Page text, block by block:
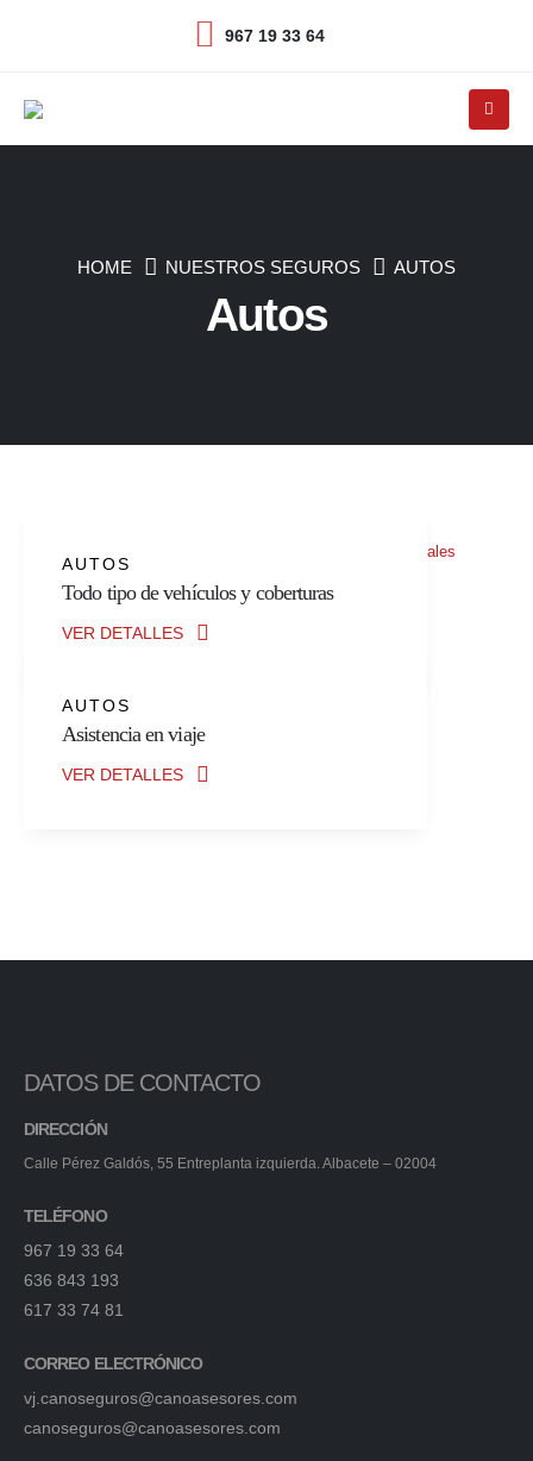
967 19 33 64
HOME NUESTROS SEGUROS AUTOS
Autos
Personales
AUTOS
Todo tipo de vehículos y coberturas
VER DETALLES
AUTOS
Asistencia en viaje
VER DETALLES
DATOS DE CONTACTO
DIRECCIÓN
Calle Pérez Galdós, 55 Entreplanta izquierda. Albacete – 02004​
TELÉFONO
967 19 33 64
636 843 193
617 33 74 81
CORREO ELECTRÓNICO
vj.canoseguros@canoasesores.com
canoseguros@canoasesores.com